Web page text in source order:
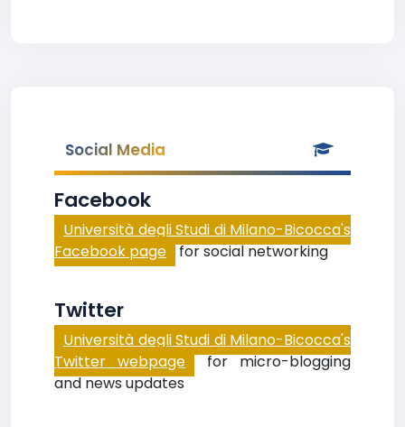
Social Media
Facebook
Università degli Studi di Milano-Bicocca's
Facebook page for social networking
Twitter
Università degli Studi di Milano-Bicocca's
Twitter webpage for micro-blogging
and news updates